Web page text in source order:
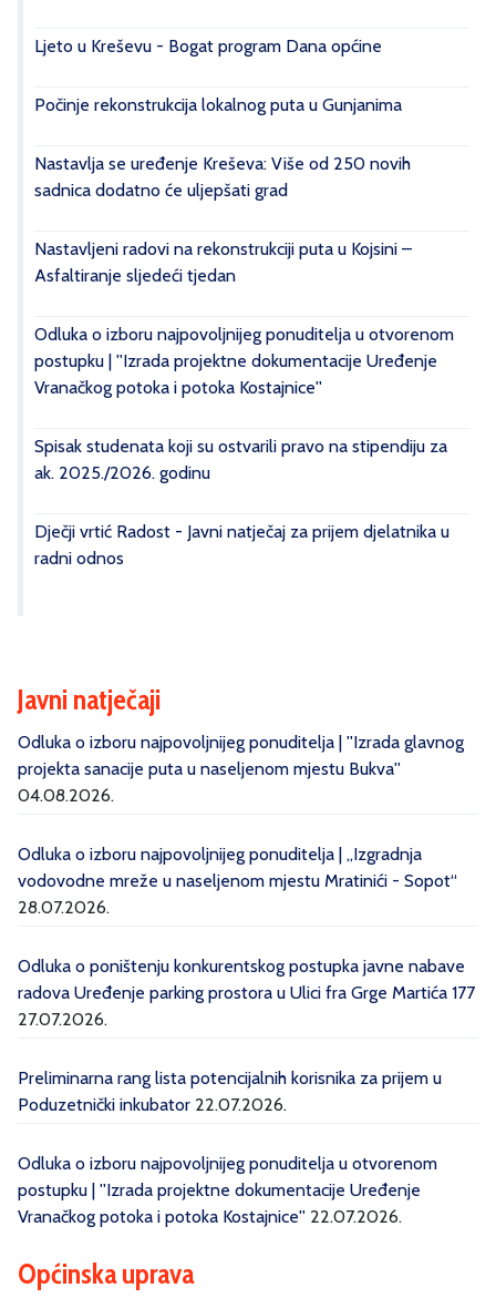
Ljeto u Kreševu - Bogat program Dana općine
Počinje rekonstrukcija lokalnog puta u Gunjanima
Nastavlja se uređenje Kreševa: Više od 250 novih
sadnica dodatno će uljepšati grad
Nastavljeni radovi na rekonstrukciji puta u Kojsini –
Asfaltiranje sljedeći tjedan
Odluka o izboru najpovoljnijeg ponuditelja u otvorenom
postupku | ''Izrada projektne dokumentacije Uređenje
Vranačkog potoka i potoka Kostajnice''
Spisak studenata koji su ostvarili pravo na stipendiju za
ak. 2025./2026. godinu
Dječji vrtić Radost - Javni natječaj za prijem djelatnika u
radni odnos
Javni natječaji
Odluka o izboru najpovoljnijeg ponuditelja | ''Izrada glavnog
projekta sanacije puta u naseljenom mjestu Bukva''
04.08.2026.
Odluka o izboru najpovoljnijeg ponuditelja | „Izgradnja
vodovodne mreže u naseljenom mjestu Mratinići - Sopot“
28.07.2026.
Odluka o poništenju konkurentskog postupka javne nabave
radova Uređenje parking prostora u Ulici fra Grge Martića 177
27.07.2026.
Preliminarna rang lista potencijalnih korisnika za prijem u
Poduzetnički inkubator 22.07.2026.
Odluka o izboru najpovoljnijeg ponuditelja u otvorenom
postupku | ''Izrada projektne dokumentacije Uređenje
Vranačkog potoka i potoka Kostajnice'' 22.07.2026.
Općinska uprava